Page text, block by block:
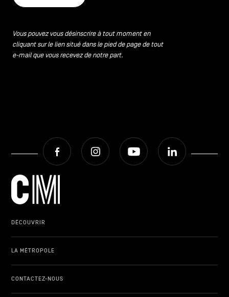
Vous pouvez vous désinscrire à tout moment en
cliquant sur le lien situé dans le pied de page de tout
e-mail que vous recevez de notre part.
Facebook Instagram Youtube
DÉCOUVRIR
LA MÉTROPOLE
CONTACTEZ-NOUS